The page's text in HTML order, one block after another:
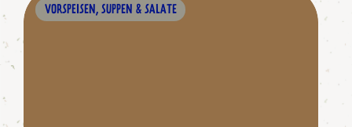
VORSPEISEN, SUPPEN & SALATE